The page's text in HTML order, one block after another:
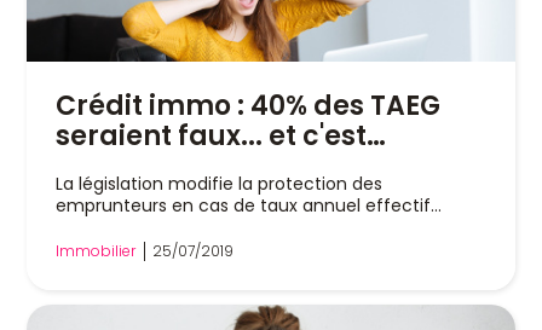
Crédit immo : 40% des TAEG
seraient faux... et c'est
La législation modifie la protection des
emprunteurs en cas de taux annuel effectif
Immobilier 25/07/2019